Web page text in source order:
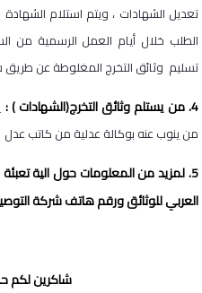
تعديل الشهادات ، ويتم استلام
الطلب خلال أيام العمل الرسمية من
تسليم وثائق التخرج المغلوطة عن
4. من يستلم وثائق التخرج(الشهادات ) :
من ينوب عنه بوكالة عدلية من كاتب
5. لمزيد من المعلومات حول الية
العربي للوثائق ورقم هاتف شركة
شاكرين لكم